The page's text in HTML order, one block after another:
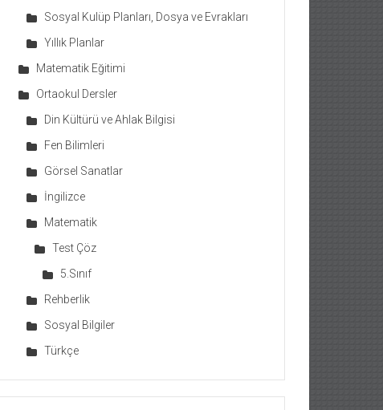
Sosyal Kulüp Planları, Dosya ve Evrakları
Yıllık Planlar
Matematik Eğitimi
Ortaokul Dersler
Din Kültürü ve Ahlak Bilgisi
Fen Bilimleri
Görsel Sanatlar
İngilizce
Matematik
Test Çöz
5.Sınıf
Rehberlik
Sosyal Bilgiler
Türkçe